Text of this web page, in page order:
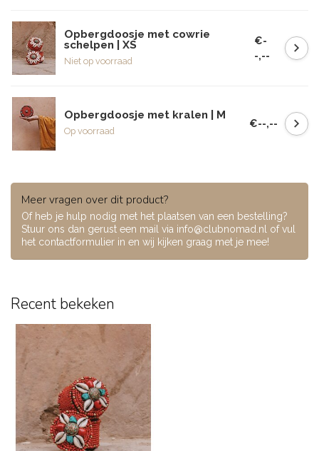
Opbergdoosje met cowrie
schelpen | XS
Niet op voorraad
€-
-,--
Opbergdoosje met kralen | M
Op voorraad
€--,--
Meer vragen over dit product?
Of heb je hulp nodig met het plaatsen van een bestelling?
Stuur ons dan gerust een mail via info@clubnomad.nl of vul
het contactformulier in en wij kijken graag met je mee!
Recent bekeken